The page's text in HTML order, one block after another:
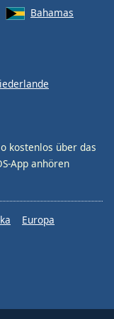
Bahamas
kostenlos über das
App anhören
Europa